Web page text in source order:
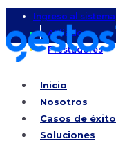
Ingreso al sistema
Afiliados
Prestadores
Inicio
Nosotros
Casos de éxito
Soluciones